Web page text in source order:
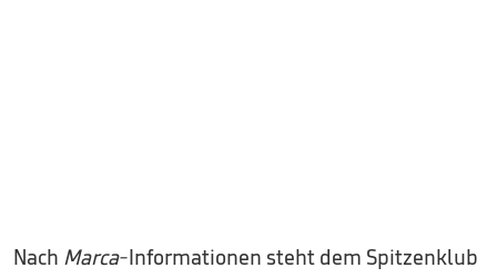
Nach Marca-Informationen steht dem Spitzenklub